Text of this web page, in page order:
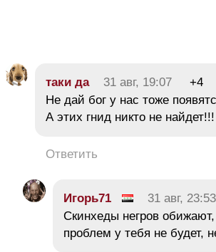
таки да 31 авг, 19:07
+4
Не дай бог у нас тоже
А этих гнид никто не найдет!!!
Ответить
Игорь71 31 авг, 23:53
Скинхеды негров
проблем у тебя не будет,